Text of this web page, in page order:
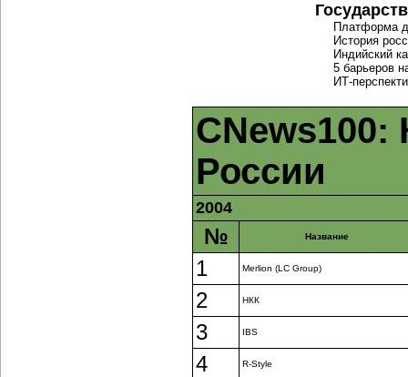
Платформа
История
Индийский
5 барьеров
ИТ-
России
2004
№ Название
1 Merlion (LC Group)
2 НКК
3 IBS
4 R-Style